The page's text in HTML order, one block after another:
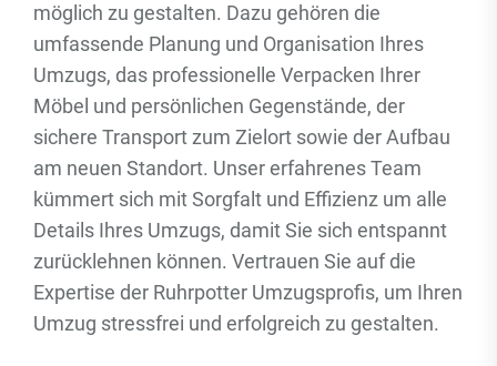
möglich zu gestalten. Dazu gehören die
umfassende Planung und Organisation Ihres
Umzugs, das professionelle Verpacken Ihrer
Möbel und persönlichen Gegenstände, der
sichere Transport zum Zielort sowie der Aufbau
am neuen Standort. Unser erfahrenes Team
kümmert sich mit Sorgfalt und Effizienz um alle
Details Ihres Umzugs, damit Sie sich entspannt
zurücklehnen können. Vertrauen Sie auf die
Expertise der Ruhrpotter Umzugsprofis, um Ihren
Umzug stressfrei und erfolgreich zu gestalten.